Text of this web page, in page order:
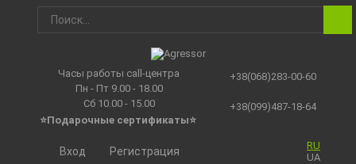
Часы работы call-центра
Пн - Пт 9.00 - 18.00
Сб 10.00 - 15.00
⭐Подарочные сертификаты⭐
+38(068)283-00-60
+38(099)487-18-64
RU
UA
Вход Регистрация